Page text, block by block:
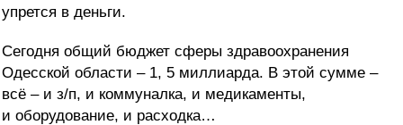
упрется в деньги.
Сегодня общий бюджет сферы здравоохранения
Одесской области – 1, 5 миллиарда. В этой сумме –
всё – и з/п, и коммуналка, и медикаменты,
и оборудование, и расходка…